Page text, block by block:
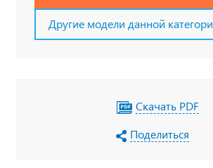
Другие модели данной
Скачать PDF
Поделиться